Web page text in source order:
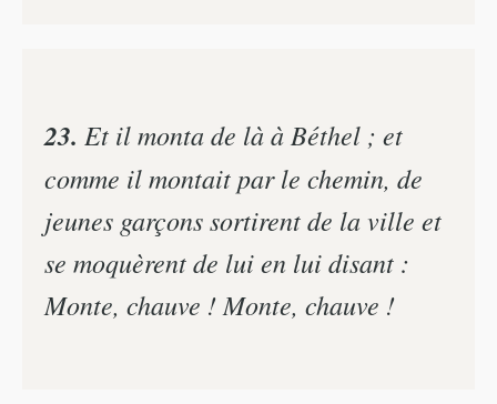
23. Et il monta de là à Béthel ; et
comme il montait par le chemin, de
jeunes garçons sortirent de la ville et
se moquèrent de lui en lui disant :
Monte, chauve ! Monte, chauve !